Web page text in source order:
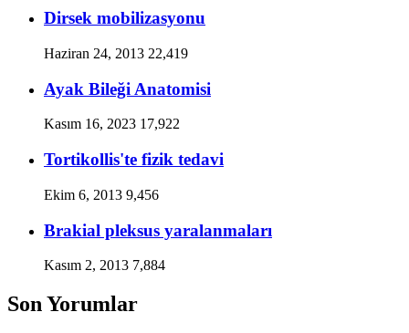
Dirsek mobilizasyonu
Haziran 24, 2013 22,419
Ayak Bileği Anatomisi
Kasım 16, 2023 17,922
Tortikollis'te fizik tedavi
Ekim 6, 2013 9,456
Brakial pleksus yaralanmaları
Kasım 2, 2013 7,884
Son Yorumlar